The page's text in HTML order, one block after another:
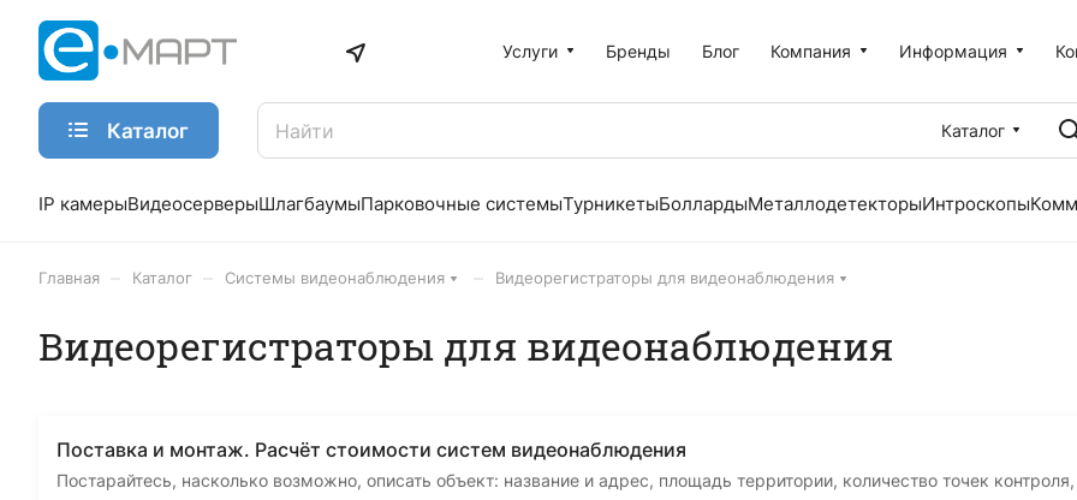
Услуги Бренды Блог Компания Информация
Каталог
Каталог
IP камерыВидеосерверыШлагбаумыПарковочные системыТурникетыБоллардыМеталлодетекторыИнтроскопы
Главная Каталог Системы видеонаблюдения Видеорегистраторы для видеонаблюдения
Видеорегистраторы для видеонаблюдения
Поставка и монтаж. Расчёт стоимости систем видеонаблюдения
Постарайтесь, насколько возможно, описать объект: название и адрес, площадь территории, количество точек